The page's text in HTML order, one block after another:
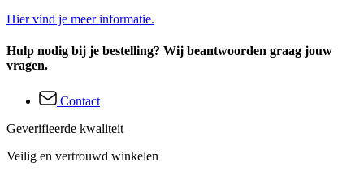
Hier vind je meer informatie.
Hulp nodig bij je bestelling? Wij beantwoorden graag jouw
vragen.
Contact
Geverifieerde kwaliteit
Veilig en vertrouwd winkelen